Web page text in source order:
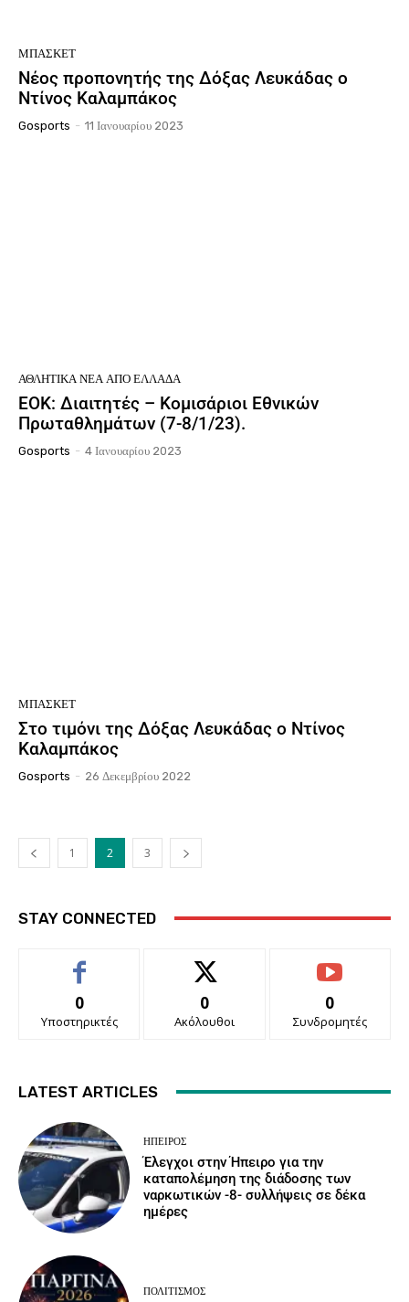
ΜΠΆΣΚΕΤ
Νέος προπονητής της Δόξας Λευκάδας ο
Ντίνος Καλαμπάκος
Gosports - 11 Ιανουαρίου 2023
ΑΘΛΗΤΙΚΆ ΝΈΑ ΑΠΟ ΕΛΛΆΔΑ
ΕΟΚ: Διαιτητές – Κομισάριοι Εθνικών
Πρωταθλημάτων (7-8/1/23).
Gosports - 4 Ιανουαρίου 2023
ΜΠΆΣΚΕΤ
Στο τιμόνι της Δόξας Λευκάδας ο Ντίνος
Καλαμπάκος
Gosports - 26 Δεκεμβρίου 2022
1 2 3
STAY CONNECTED
0
Υποστηρικτές
0
Ακόλουθοι
0
Συνδρομητές
LATEST ARTICLES
ΉΠΕΙΡΟΣ
Έλεγχοι στην Ήπειρο για την
καταπολέμηση της διάδοσης των
ναρκωτικών -8- συλλήψεις σε δέκα
ημέρες
ΠΟΛΙΤΙΣΜΌΣ